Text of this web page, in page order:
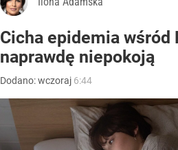
Cicha epidemia wśród
naprawdę niepokoją
Dodano:wczoraj 6:44